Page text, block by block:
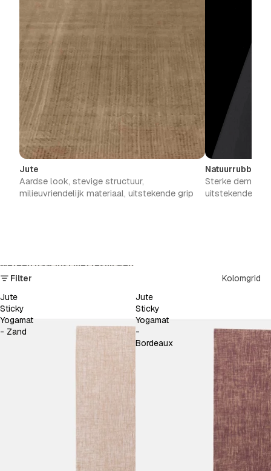
Jute
Aardse look, stevige structuur,
milieuvriendelijk materiaal, uitstekende grip
Natuurrubber
Sterke
uitstekende
Meteen naar lijst met resultaten
Filter
Kolomgrid
Jute
Sticky
Yogamat
- Zand
Jute
Sticky
Yogamat
-
Bordeaux